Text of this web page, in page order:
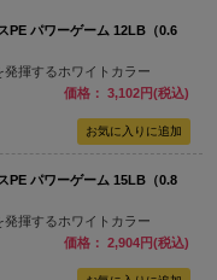
PE パワーゲーム 12LB（0.6
揮するホワイトカラー
価格： 3,102円(税込)
PE パワーゲーム 15LB（0.8
揮するホワイトカラー
価格： 2,904円(税込)